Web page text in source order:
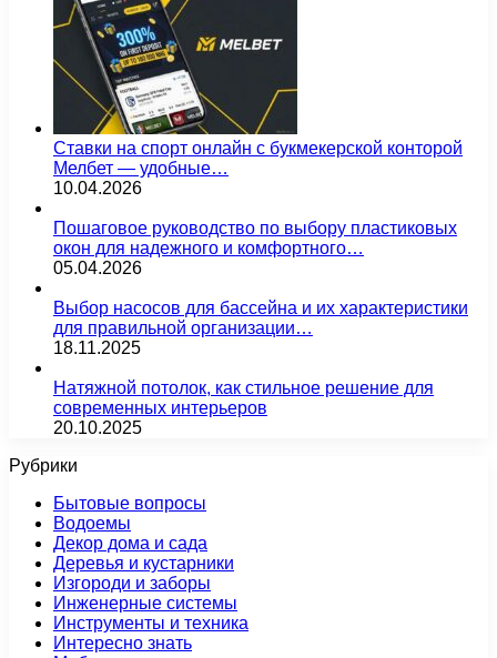
Ставки на спорт онлайн с букмекерской конторой
Мелбет — удобные…
10.04.2026
Пошаговое руководство по выбору пластиковых
окон для надежного и комфортного…
05.04.2026
Выбор насосов для бассейна и их характеристики
для правильной организации…
18.11.2025
Натяжной потолок, как стильное решение для
современных интерьеров
20.10.2025
Рубрики
Бытовые вопросы
Водоемы
Декор дома и сада
Деревья и кустарники
Изгороди и заборы
Инженерные системы
Инструменты и техника
Интересно знать